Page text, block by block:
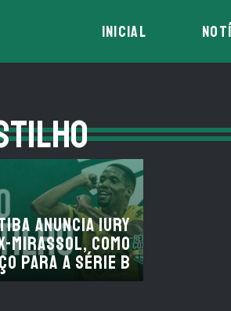
INICIAL
anuncia Iury
Mirassol, como
para a Série B